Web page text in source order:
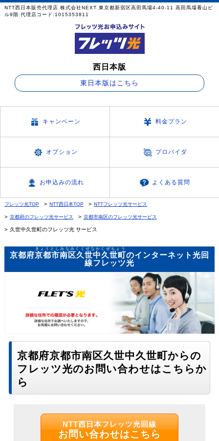
NTT西日本販売代理店 株式会社NEXT 東京都新宿区高田馬場4-40-11 高田馬場看山ビ
ル9階 代理店コード:1015353811
西日本版
東日本版はこちら
キャンペーン 料金プラン
オプション プロバイダ
お申込みの流れ よくある質問
フレッツ光TOP NTT西日本TOP NTTフレッツ光サービス
京都府のフレッツ光サービス 京都市南区のフレッツ光サービス
久世中久世町のフレッツ光 サービス
京都府京都市南区久世中久世町
きょうとしみなみくくぜなかくぜちょう
のインターネット光回
線フレッツ光
京都府京都市南区久世中久世町からの
フレッツ光のお問い合わせはこちらか
ら
NTT西日本フレッツ光回線
お問い合わせはこちら